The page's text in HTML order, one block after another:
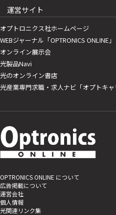
運営サイト
オプトロニクス社ホームページ
WEBジャーナル「OPTRONICS ONLINE」
オンライン展示会
光製品Navi
光のオンライン書店
光産業専門求職・求人ナビ「オプトキャ
OPTRONICS ONLINE について
広告掲載について
運営会社
個人情報
光関連リンク集